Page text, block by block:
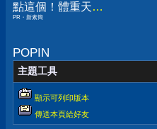
點這個！體重天天
下降
PR・新素簡
POPIN
主題工具
顯示可列印版本
傳送本頁給好友